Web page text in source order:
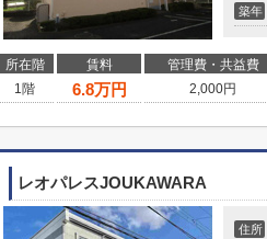
築年
所在階 賃料 管理費・共益費
1階
6.8万円 2,000円
レオパレスJOUKAWARA
住所